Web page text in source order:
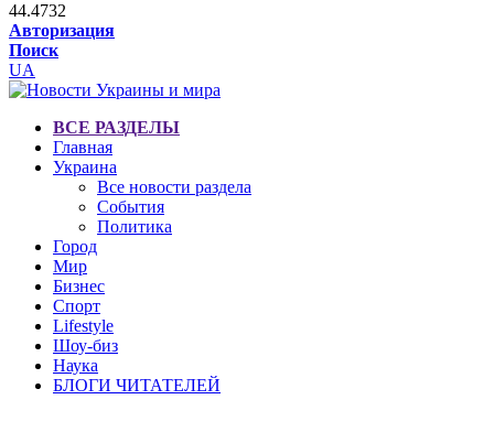
44.4732
Авторизация
Поиск
UA
ВСЕ РАЗДЕЛЫ
Главная
Украина
Все новости раздела
События
Политика
Город
Мир
Бизнес
Спорт
Lifestyle
Шоу-биз
Наука
БЛОГИ ЧИТАТЕЛЕЙ